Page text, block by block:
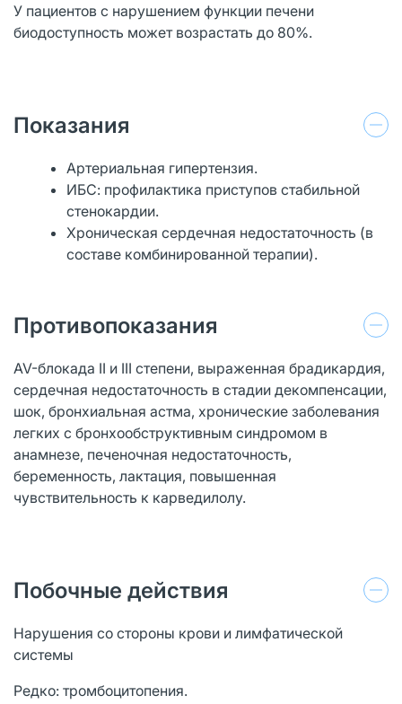
У пациентов с нарушением функции печени
биодоступность может возрастать до 80%.
Показания
Артериальная гипертензия.
ИБС: профилактика приступов стабильной
стенокардии.
Хроническая сердечная недостаточность (в
составе комбинированной терапии).
Противопоказания
AV-блокада II и III степени, выраженная брадикардия,
сердечная недостаточность в стадии декомпенсации,
шок, бронхиальная астма, хронические заболевания
легких с бронхообструктивным синдромом в
анамнезе, печеночная недостаточность,
беременность, лактация, повышенная
чувствительность к карведилолу.
Побочные действия
Нарушения со стороны крови и лимфатической
системы
Редко: тромбоцитопения.